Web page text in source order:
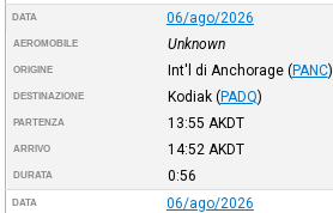
DATA 06/ago/2026
AEROMOBILE Unknown
ORIGINE Int'l di Anchorage (PANC)
DESTINAZIONE Kodiak (PADQ)
PARTENZA 13:55 AKDT
ARRIVO 14:52 AKDT
DURATA 0:56
DATA 06/ago/2026